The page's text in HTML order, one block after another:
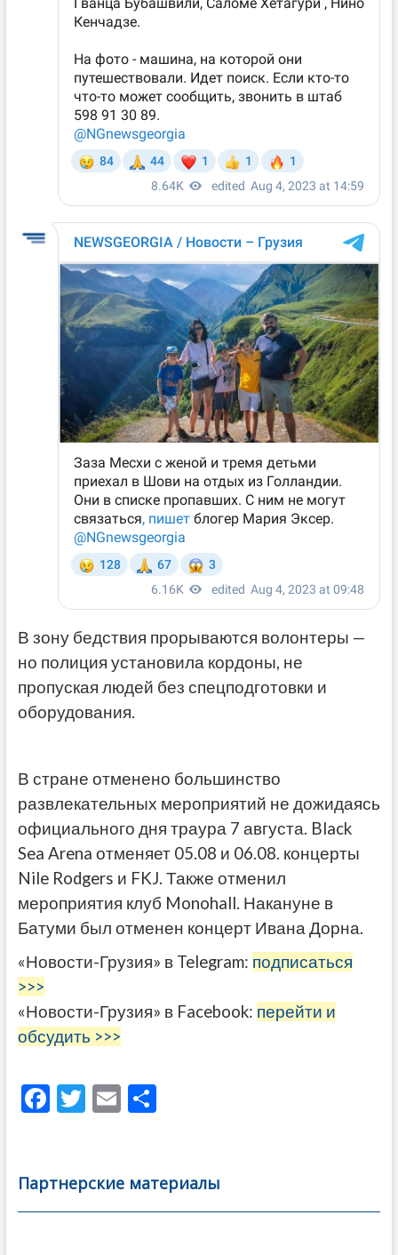
В зону бедствия прорываются волонтеры —
но полиция установила кордоны, не
пропуская людей без спецподготовки и
оборудования.
В стране отменено большинство
развлекательных мероприятий не дожидаясь
официального дня траура 7 августа. Black
Sea Arena отменяет 05.08 и 06.08. концерты
Nile Rodgers и FKJ. Также отменил
мероприятия клуб Monohall. Накануне в
Батуми был отменен концерт Ивана Дорна.
«Новости-Грузия» в Telegram: подписаться
>>>
«Новости-Грузия» в Facebook: перейти и
обсудить >>>
F
b
o
T
er
E
l
О
а
в
Партнерские материалы